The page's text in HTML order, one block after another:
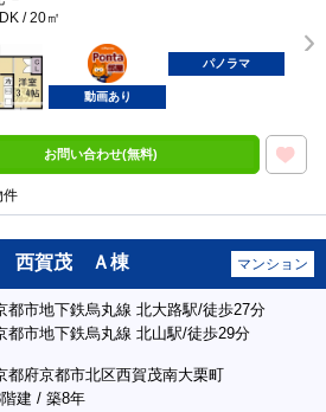
/ 20㎡
ポンタ
部屋
パノラマ
動画あり
お問い合わせ(無料)
件
西賀茂 Ａ棟 マンション
都市地下鉄烏丸線 北大路駅/徒歩27分
都市地下鉄烏丸線 北山駅/徒歩29分
都府京都市北区西賀茂南大栗町
建 / 築8年